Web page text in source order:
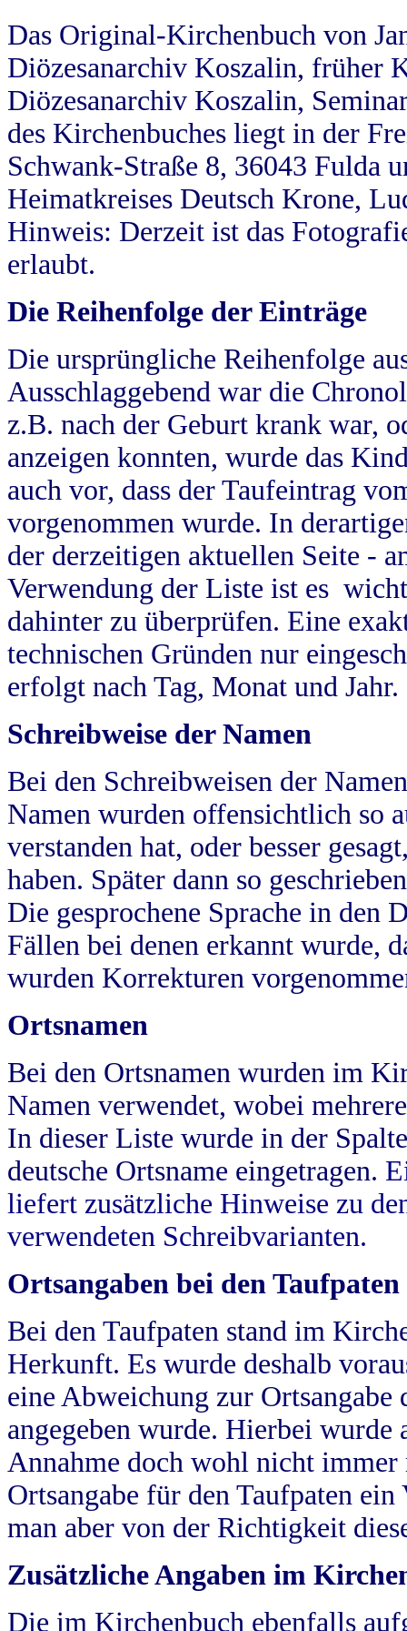
Das Original-Kirchenbuch von
Diözesanarchiv Koszalin, früher
Diözesanarchiv Koszalin,
des Kirchenbuches liegt in der
Schwank-Straße 8, 36043 Fulda
Heimatkreises Deutsch Krone,
Hinweis: Derzeit ist das
erlaubt.
Die Reihenfolge der Einträge
Die ursprüngliche Reihenfolge
Ausschlaggebend war die
z.B. nach der Geburt krank war,
anzeigen konnten, wurde das
auch vor, dass der Taufeintrag
vorgenommen wurde. In
der derzeitigen aktuellen Seite -
Verwendung der Liste ist es
dahinter zu überprüfen. Eine
technischen Gründen nur
erfolgt nach Tag, Monat und Jahr.
Schreibweise der Namen
Bei den Schreibweisen der
Namen wurden offensichtlich so
verstanden hat, oder besser
haben. Später dann so
Die gesprochene Sprache in
Fällen bei denen erkannt wurde,
wurden Korrekturen
Ortsnamen
Bei den Ortsnamen wurden im
Namen verwendet, wobei
In dieser Liste wurde in der
deutsche Ortsname eingetragen.
liefert zusätzliche Hinweise zu
verwendeten Schreibvarianten.
Ortsangaben bei den Taufpaten
Bei den Taufpaten stand im
Herkunft. Es wurde deshalb
eine Abweichung zur
angegeben wurde. Hierbei wurde
Annahme doch wohl nicht
Ortsangabe für den Taufpaten
man aber von der Richtigkeit
Zusätzliche Angaben im
Die im Kirchenbuch ebenfalls